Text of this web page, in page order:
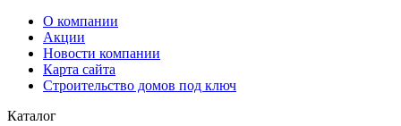
О компании
Акции
Новости компании
Карта сайта
Строительство домов под ключ
Каталог